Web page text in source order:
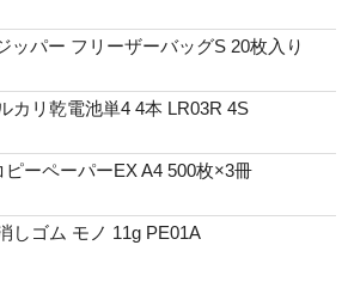
ッパー フリーザーバッグS 20枚入り
カリ乾電池単4 4本 LR03R 4S
ピーペーパーEX A4 500枚×3冊
しゴム モノ 11g PE01A